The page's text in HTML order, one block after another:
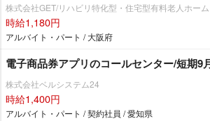
株式会社GET/リハビリ特化型・住宅型有料老人ホー
時給1,180円
アルバイト・パート / 大阪府
電子商品券アプリのコールセンター/短期9
株式会社ベルシステム24
時給1,400円
アルバイト・パート / 契約社員 / 愛知県